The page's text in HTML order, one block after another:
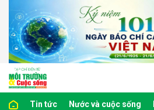
Tin tức Nước và cuộc sống
luận